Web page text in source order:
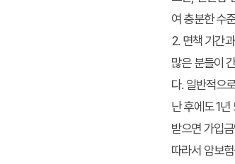
여 충분한 수
2. 면책 기간
많은 분들이
다. 일반적으
난 후에도 1
받으면 가입
따라서 암보